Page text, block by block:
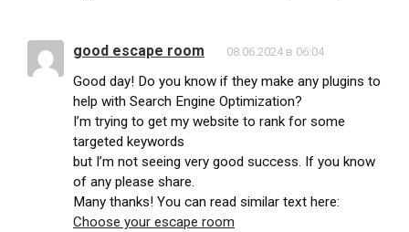
good escape room 08.06.2024 в 06:04
Good day! Do you know if they make any plugins to
help with Search Engine Optimization?
I’m trying to get my website to rank for some
targeted keywords
but I’m not seeing very good success. If you know
of any please share.
Many thanks! You can read similar text here:
Choose your escape room